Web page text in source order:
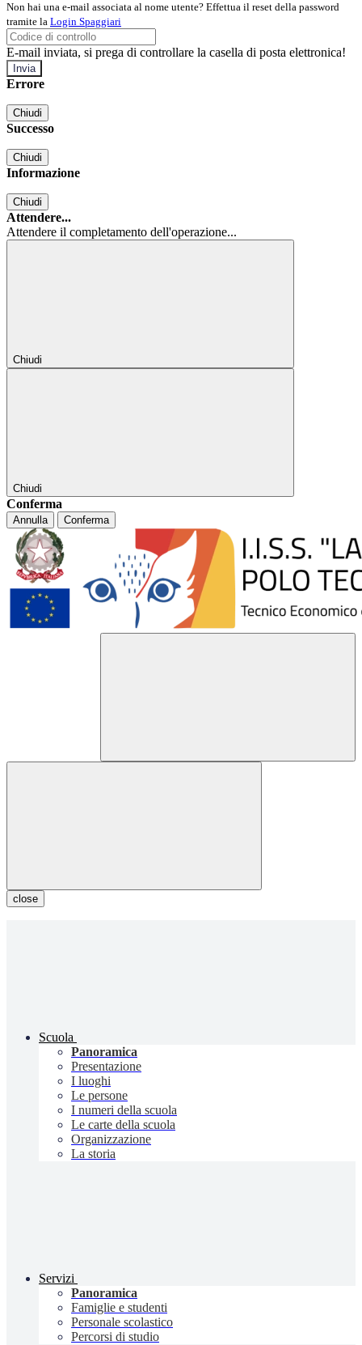
Non hai una e-mail associata al nome utente? Effettua il reset della password
tramite la Login Spaggiari
E-mail inviata, si prega di controllare la casella di posta elettronica!
Errore
Chiudi
Successo
Chiudi
Informazione
Chiudi
Attendere...
Attendere il completamento dell'operazione...
Chiudi
Chiudi
Conferma
Annulla Conferma
close
Scuola
Panoramica
Presentazione
I luoghi
Le persone
I numeri della scuola
Le carte della scuola
Organizzazione
La storia
Servizi
Panoramica
Famiglie e studenti
Personale scolastico
Percorsi di studio